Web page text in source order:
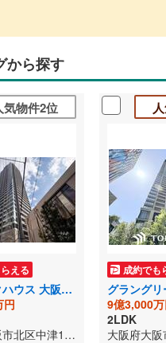
から探す
気物件2位
える
ザ・パークハウス 大阪梅田タワー
円
大阪府大阪市北区中津1丁目
成約でも
9億3,000
2LDK
大阪府大